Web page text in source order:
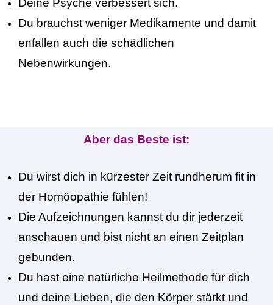
Deine Psyche verbessert sich.
Du brauchst weniger Medikamente und damit
enfallen auch die schädlichen
Nebenwirkungen.
Aber das Beste ist:
Du wirst dich in kürzester Zeit rundherum fit in
der Homöopathie fühlen!
Die Aufzeichnungen kannst du dir jederzeit
anschauen und bist nicht an einen Zeitplan
gebunden.
Du hast eine natürliche Heilmethode für dich
und deine Lieben, die den Körper stärkt und